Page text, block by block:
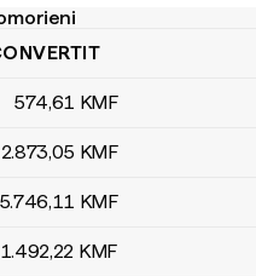
574,61 KMF
2.873,05 KMF
5.746,11 KMF
,22 KMF